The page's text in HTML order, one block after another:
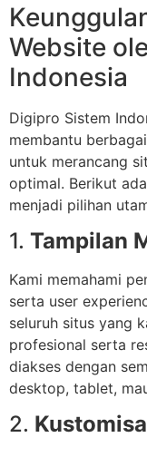
Website
Indonesia
Digipro Sistem
membantu
untuk merancang
optimal. Berikut
menjadi pilihan
1. Tampilan
Kami memahami
serta user
seluruh situs yang
profesional serta
diakses dengan
desktop, tablet,
2.